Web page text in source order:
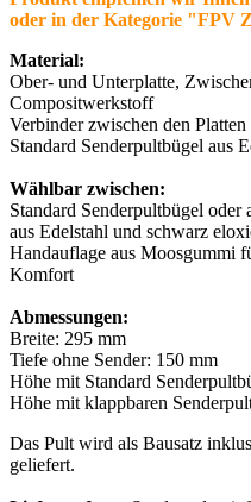
oder in der Kategorie "FPV
Material:
Ober- und Unterplatte,
Compositwerkstoff
Verbinder zwischen den
Standard Senderpultbügel aus
Wählbar zwischen:
Standard Senderpultbügel
aus Edelstahl und schwarz
Handauflage aus Moosgummi
Komfort
Abmessungen:
Breite: 295 mm
Tiefe ohne Sender: 150 mm
Höhe mit Standard
Höhe mit klappbaren
Das Pult wird als Bausatz
geliefert.